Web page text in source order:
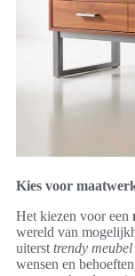
Kies voor
Het kiezen voor een
wereld van
uiterst trendy meubel
wensen en